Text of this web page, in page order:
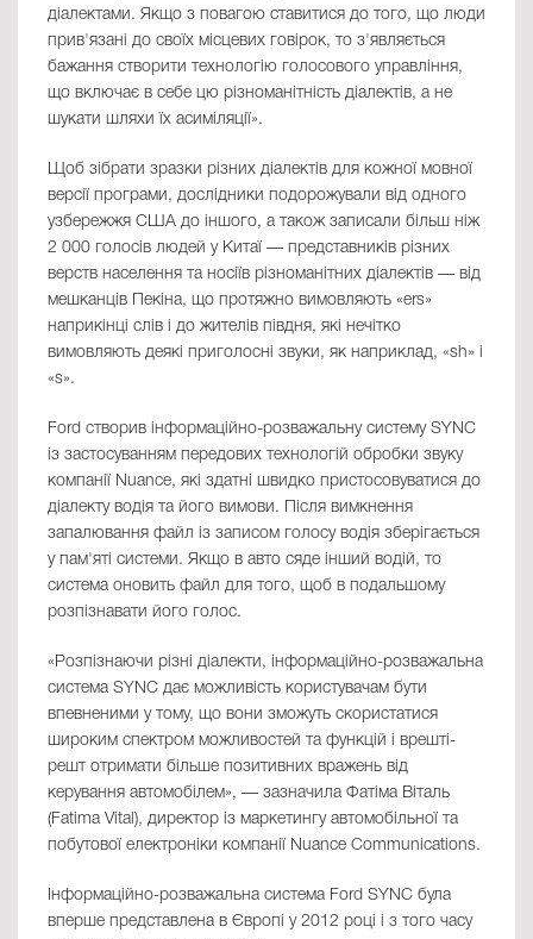
діалектами. Якщо з повагою ставитися до того, що люди
прив'язані до своїх місцевих говірок, то з'являється
бажання створити технологію голосового управління,
що включає в себе цю різноманітність діалектів, а не
шукати шляхи їх асиміляції».
Щоб зібрати зразки різних діалектів для кожної мовної
версії програми, дослідники подорожували від одного
узбережжя США до іншого, а також записали більш ніж
2 000 голосів людей у Китаї — представників різних
верств населення та носіїв різноманітних діалектів — від
мешканців Пекіна, що протяжно вимовляють «ers»
наприкінці слів і до жителів півдня, які нечітко
вимовляють деякі приголосні звуки, як наприклад, «sh» і
«s».
Ford створив інформаційно-розважальну систему SYNC
із застосуванням передових технологій обробки звуку
компанії Nuance, які здатні швидко пристосовуватися до
діалекту водія та його вимови. Після вимкнення
запалювання файл із записом голосу водія зберігається
у пам'яті системи. Якщо в авто сяде інший водій, то
система оновить файл для того, щоб в подальшому
розпізнавати його голос.
«Розпізнаючи різні діалекти, інформаційно-розважальна
система SYNC дає можливість користувачам бути
впевненими у тому, що вони зможуть скористатися
широким спектром можливостей та функцій і врешті-
решт отримати більше позитивних вражень від
керування автомобілем», — зазначила Фатіма Віталь
(Fatima Vital), директор із маркетингу автомобільної та
побутової електроніки компанії Nuance Communications.
Інформаційно-розважальна система Ford SYNC була
вперше представлена в Європі у 2012 році і з того часу